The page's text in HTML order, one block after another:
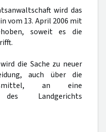
wird das
vom 13. April 2006 mit
soweit es die
die Sache zu neuer
auch über die
an eine
des Landgerichts